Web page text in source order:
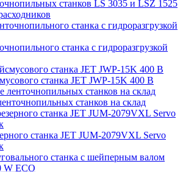
станков LS 3035 и LSZ 1525
станка c гидроразгрузкой
станка JET JWP-15K 400 В
станков на склад
станка JET JUM-2079VXL Servo